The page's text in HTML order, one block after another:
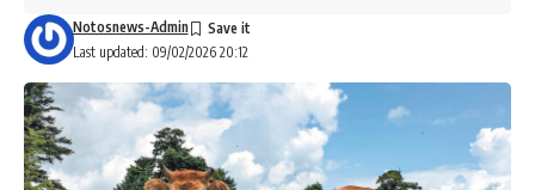
Last updated: 09/02/2026 20:12
Notosnews-Admin